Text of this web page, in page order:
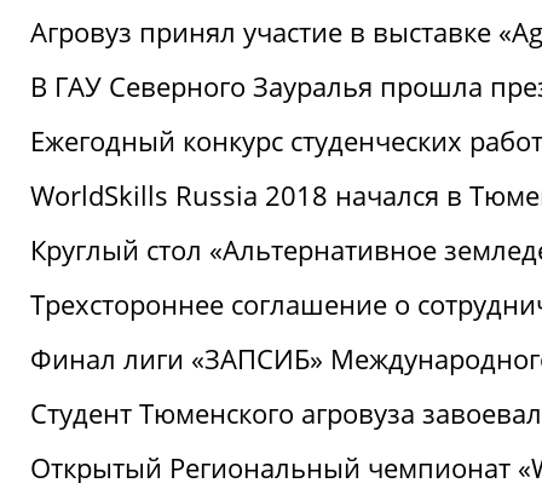
Агровуз принял участие в выставке
В ГАУ Северного Зауралья прошла
Ежегодный конкурс студенческих
WorldSkills Russia 2018 начался в
Круглый стол «Альтернативное
Трехстороннее соглашение о
Финал лиги «ЗАПСИБ»
Студент Тюменского агровуза
Открытый Региональный чемпионат